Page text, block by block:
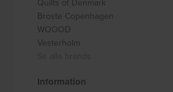
Quilts of Denmark
Broste Copenhagen
WOOOD
Vesterholm
Information